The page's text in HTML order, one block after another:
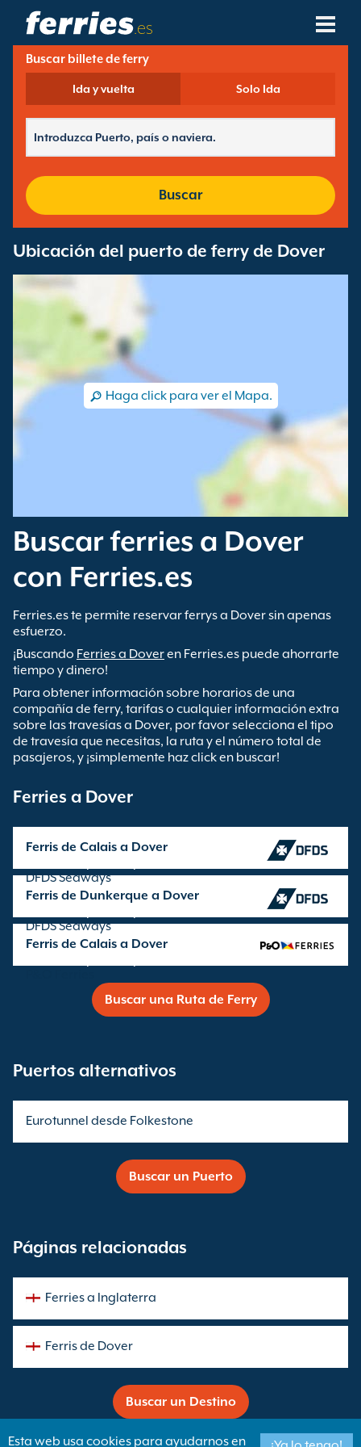
.es
Compañías Navieras
Destinos De Ferries
Puertos De Ferry
Buscar billete de ferry
Ida y vuelta Solo Ida
Buscar
Ubicación del puerto de ferry de Dover
Haga click para ver el Mapa.
Buscar ferries a Dover
con Ferries.es
Ferries.es te permite reservar ferrys a Dover sin apenas
esfuerzo.
¡Buscando Ferries a Doveren Ferries.es puede ahorrarte
tiempo y dinero!
Para obtener información sobre horarios de una
compañía de ferry, tarifas o cualquier información extra
sobre las travesías a Dover, por favor selecciona el tipo
de travesía que necesitas, la ruta y el número total de
pasajeros, y ¡simplemente haz click en buscar!
Ferries a Dover
Ferris de Calais a Dover
DFDS Seaways
Ferris de Dunkerque a Dover
DFDS Seaways
Ferris de Calais a Dover
Buscar una Ruta de Ferry
Puertos alternativos
Eurotunnel desde Folkestone
Buscar un Puerto
Páginas relacionadas
Ferries a Inglaterra
Ferris de Dover
Buscar un Destino
Esta web usa cookies para ayudarnos en